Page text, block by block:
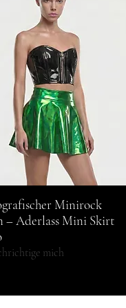
SchnellansichtMinirock
– Aderlass Mini Skirt
mich